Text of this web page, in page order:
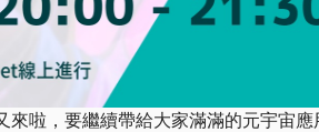
來啦，要繼續帶給大家滿滿的元宇宙應